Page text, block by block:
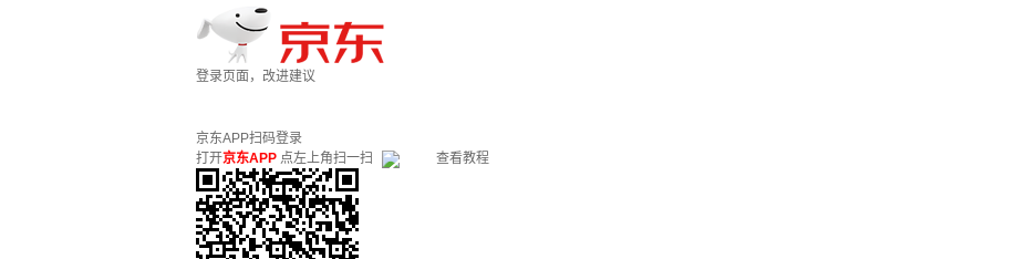
登录页面，改进建议
京东APP扫码登录
打开京东APP 点左上角扫一扫 查看教程